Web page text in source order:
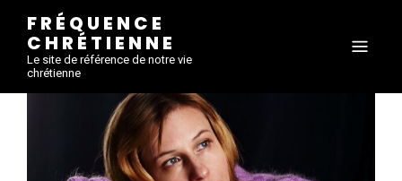
FRÉQUENCE
CHRÉTIENNE
Le site de référence de notre vie
chrétienne